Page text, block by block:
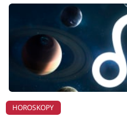
HOROSKOPY